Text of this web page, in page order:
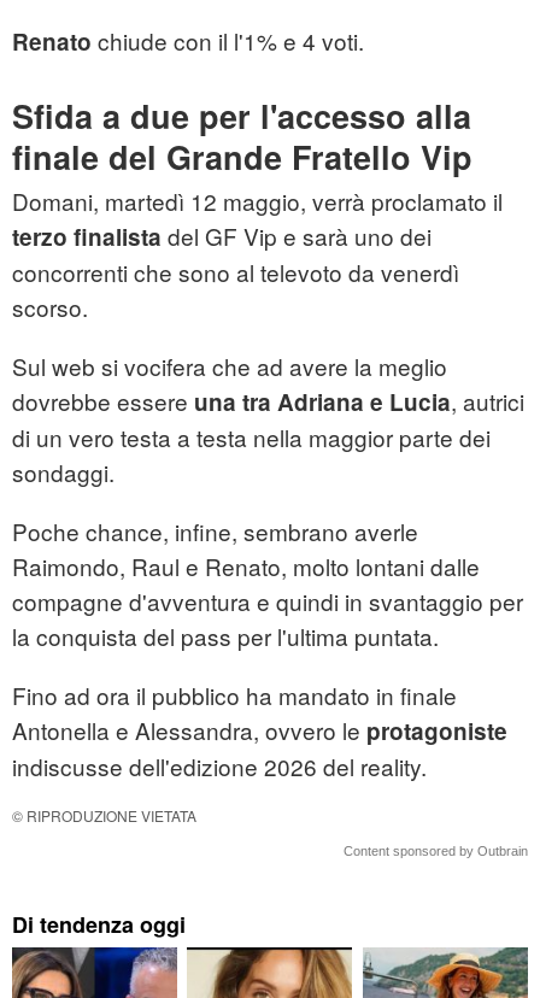
Renato chiude con il l'1% e 4 voti.
Sfida a due per l'accesso alla
finale del Grande Fratello Vip
Domani, martedì 12 maggio, verrà proclamato il
terzo finalista del GF Vip e sarà uno dei
concorrenti che sono al televoto da venerdì
scorso.
Sul web si vocifera che ad avere la meglio
dovrebbe essere una tra Adriana e Lucia, autrici
di un vero testa a testa nella maggior parte dei
sondaggi.
Poche chance, infine, sembrano averle
Raimondo, Raul e Renato, molto lontani dalle
compagne d'avventura e quindi in svantaggio per
la conquista del pass per l'ultima puntata.
Fino ad ora il pubblico ha mandato in finale
Antonella e Alessandra, ovvero le protagoniste
indiscusse dell'edizione 2026 del reality.
© RIPRODUZIONE VIETATA
Content sponsored by Outbrain
Di tendenza oggi